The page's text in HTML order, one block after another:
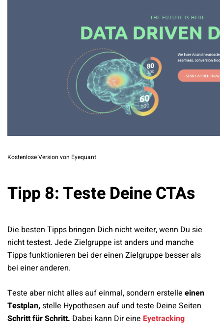
Kostenlose Version von Eyequant
Tipp 8: Teste Deine CTAs
Die besten Tipps bringen Dich nicht weiter, wenn Du sie
nicht testest. Jede Zielgruppe ist anders und manche
Tipps funktionieren bei der einen Zielgruppe besser als
bei einer anderen.
Teste aber nicht alles auf einmal, sondern erstelle einen
Testplan, stelle Hypothesen auf und teste Deine Seiten
Schritt für Schritt. Dabei kann Dir eine Eyetracking